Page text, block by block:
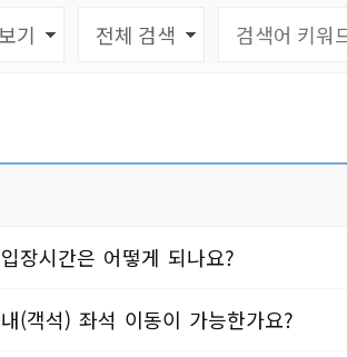
장시간은 어떻게 되나요?
(객석) 좌석 이동이 가능한가요?